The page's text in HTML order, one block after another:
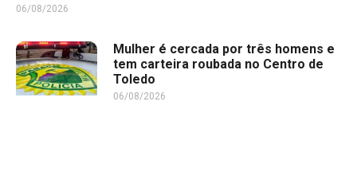
06/08/2026
Mulher é cercada por três homens e
tem carteira roubada no Centro de
Toledo
06/08/2026